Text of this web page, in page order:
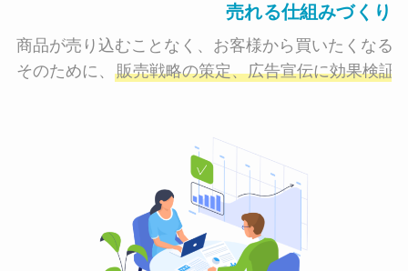
売れる仕組みづくり
商品が売り込むことなく、お客様から買いたくなる
そのために、 販売戦略の策定、広告宣伝に効果検証